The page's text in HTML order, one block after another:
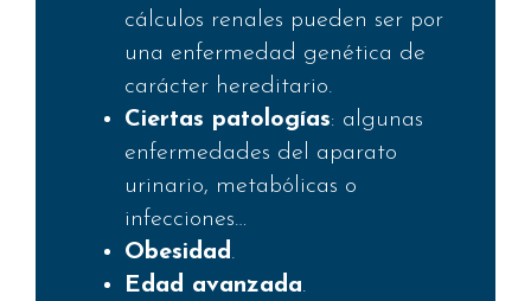
cálculos renales pueden ser por
una enfermedad genética de
carácter hereditario.
Ciertas patologías: algunas
enfermedades del aparato
urinario, metabólicas o
infecciones…
Obesidad.
Edad avanzada.